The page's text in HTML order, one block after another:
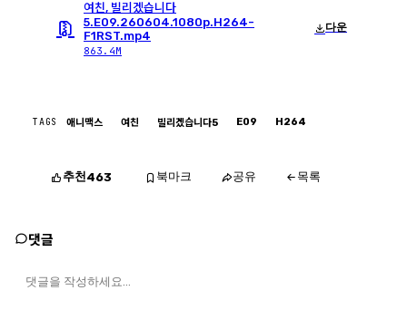
여친, 빌리겠습니다
5.E09.260604.1080p.H264-
F1RST.mp4
863.4M
다운
TAGS 애니맥스 여친 빌리겠습니다5 E09 H264
추천463 북마크 공유 목록
댓글